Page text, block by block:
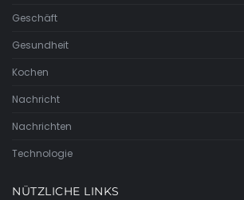
Geschäft
Gesundheit
Kochen
Nachricht
Nachrichten
Technologie
NÜTZLICHE LINKS